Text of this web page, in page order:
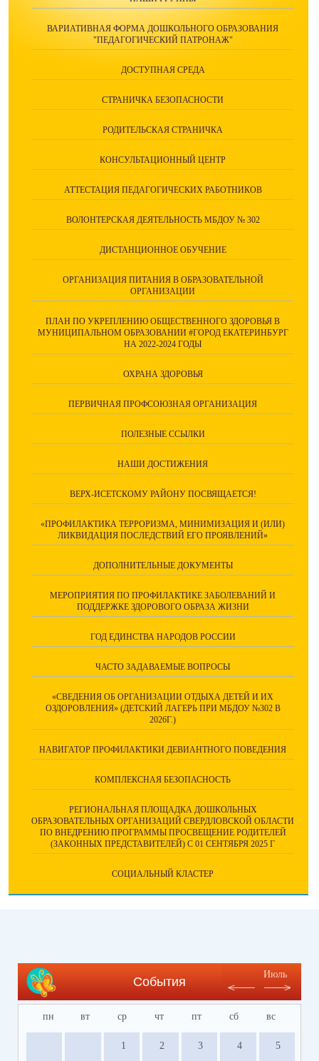
ВАРИАТИВНАЯ ФОРМА ДОШКОЛЬНОГО ОБРАЗОВАНИЯ
"ПЕДАГОГИЧЕСКИЙ ПАТРОНАЖ"
ДОСТУПНАЯ СРЕДА
СТРАНИЧКА БЕЗОПАСНОСТИ
РОДИТЕЛЬСКАЯ СТРАНИЧКА
КОНСУЛЬТАЦИОННЫЙ ЦЕНТР
АТТЕСТАЦИЯ ПЕДАГОГИЧЕСКИХ РАБОТНИКОВ
ВОЛОНТЕРСКАЯ ДЕЯТЕЛЬНОСТЬ МБДОУ № 302
ДИСТАНЦИОННОЕ ОБУЧЕНИЕ
ОРГАНИЗАЦИЯ ПИТАНИЯ В ОБРАЗОВАТЕЛЬНОЙ
ОРГАНИЗАЦИИ
ПЛАН ПО УКРЕПЛЕНИЮ ОБЩЕСТВЕННОГО ЗДОРОВЬЯ В
МУНИЦИПАЛЬНОМ ОБРАЗОВАНИИ #ГОРОД ЕКАТЕРИНБУРГ
НА 2022-2024 ГОДЫ
ОХРАНА ЗДОРОВЬЯ
ПЕРВИЧНАЯ ПРОФСОЮЗНАЯ ОРГАНИЗАЦИЯ
ПОЛЕЗНЫЕ ССЫЛКИ
НАШИ ДОСТИЖЕНИЯ
ВЕРХ-ИСЕТСКОМУ РАЙОНУ ПОСВЯЩАЕТСЯ!
«ПРОФИЛАКТИКА ТЕРРОРИЗМА, МИНИМИЗАЦИЯ И (ИЛИ)
ЛИКВИДАЦИЯ ПОСЛЕДСТВИЙ ЕГО ПРОЯВЛЕНИЙ»
ДОПОЛНИТЕЛЬНЫЕ ДОКУМЕНТЫ
МЕРОПРИЯТИЯ ПО ПРОФИЛАКТИКЕ ЗАБОЛЕВАНИЙ И
ПОДДЕРЖКЕ ЗДОРОВОГО ОБРАЗА ЖИЗНИ
ГОД ЕДИНСТВА НАРОДОВ РОССИИ
ЧАСТО ЗАДАВАЕМЫЕ ВОПРОСЫ
«СВЕДЕНИЯ ОБ ОРГАНИЗАЦИИ ОТДЫХА ДЕТЕЙ И ИХ
ОЗДОРОВЛЕНИЯ» (ДЕТСКИЙ ЛАГЕРЬ ПРИ МБДОУ №302 В
2026Г.)
НАВИГАТОР ПРОФИЛАКТИКИ ДЕВИАНТНОГО ПОВЕДЕНИЯ
КОМПЛЕКСНАЯ БЕЗОПАСНОСТЬ
РЕГИОНАЛЬНАЯ ПЛОЩАДКА ДОШКОЛЬНЫХ
ОБРАЗОВАТЕЛЬНЫХ ОРГАНИЗАЦИЙ СВЕРДЛОВСКОЙ ОБЛАСТИ
ПО ВНЕДРЕНИЮ ПРОГРАММЫ ПРОСВЕЩЕНИЕ РОДИТЕЛЕЙ
(ЗАКОННЫХ ПРЕДСТАВИТЕЛЕЙ) С 01 СЕНТЯБРЯ 2025 Г
СОЦИАЛЬНЫЙ КЛАСТЕР
События
Июль
пн вт ср чт пт сб вс
1 2 3 4 5